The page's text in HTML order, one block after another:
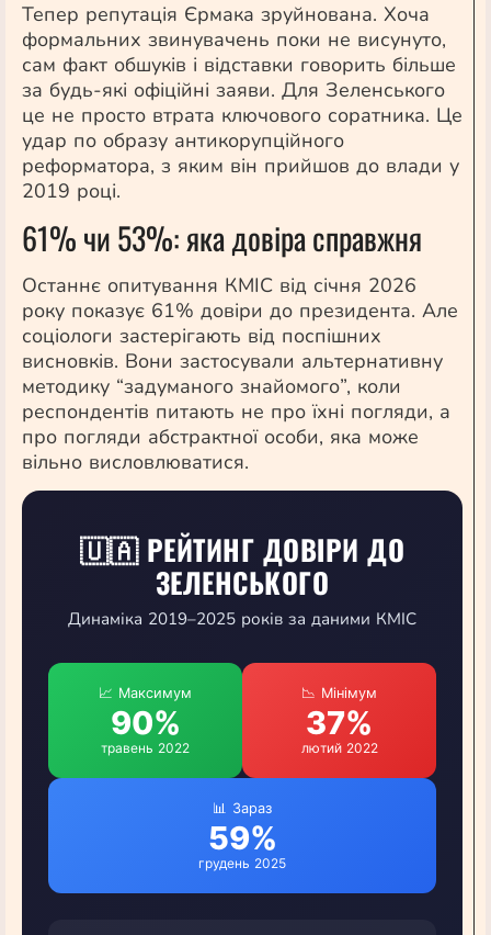
Тепер репутація Єрмака зруйнована. Хоча
формальних звинувачень поки не висунуто,
сам факт обшуків і відставки говорить більше
за будь-які офіційні заяви. Для Зеленського
це не просто втрата ключового соратника. Це
удар по образу антикорупційного
реформатора, з яким він прийшов до влади у
2019 році.
61% чи 53%: яка довіра справжня
Останнє опитування КМІС від січня 2026
року показує 61% довіри до президента. Але
соціологи застерігають від поспішних
висновків. Вони застосували альтернативну
методику “задуманого знайомого”, коли
респондентів питають не про їхні погляди, а
про погляди абстрактної особи, яка може
вільно висловлюватися.
🇺🇦 РЕЙТИНГ ДОВІРИ ДО
ЗЕЛЕНСЬКОГО
Динаміка 2019–2025 років за даними КМІС
📈 Максимум
90%
травень 2022
📉 Мінімум
37%
лютий 2022
📊 Зараз
59%
грудень 2025